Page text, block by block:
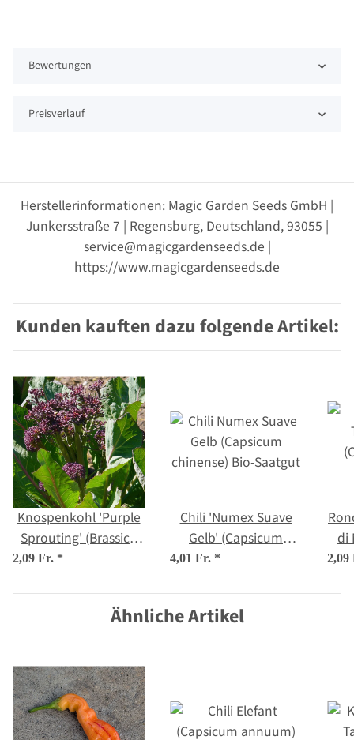
Bewertungen
Preisverlauf
Herstellerinformationen: Magic Garden Seeds GmbH |
Junkersstraße 7 | Regensburg, Deutschland, 93055 |
service@magicgardenseeds.de |
https://www.magicgardenseeds.de
Kunden kauften dazu folgende Artikel:
Knospenkohl 'Purple
Sprouting' (Brassica
oleracea var. italica)
2,09 Fr. *
Chili 'Numex Suave
Gelb' (Capsicum
chinense) Bio-Saatgut
4,01 Fr. *
di
Ähnliche Artikel